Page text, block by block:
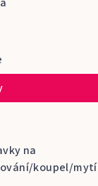
na
koupel/mytí